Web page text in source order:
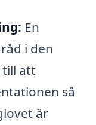
En
i den
till att
så
är